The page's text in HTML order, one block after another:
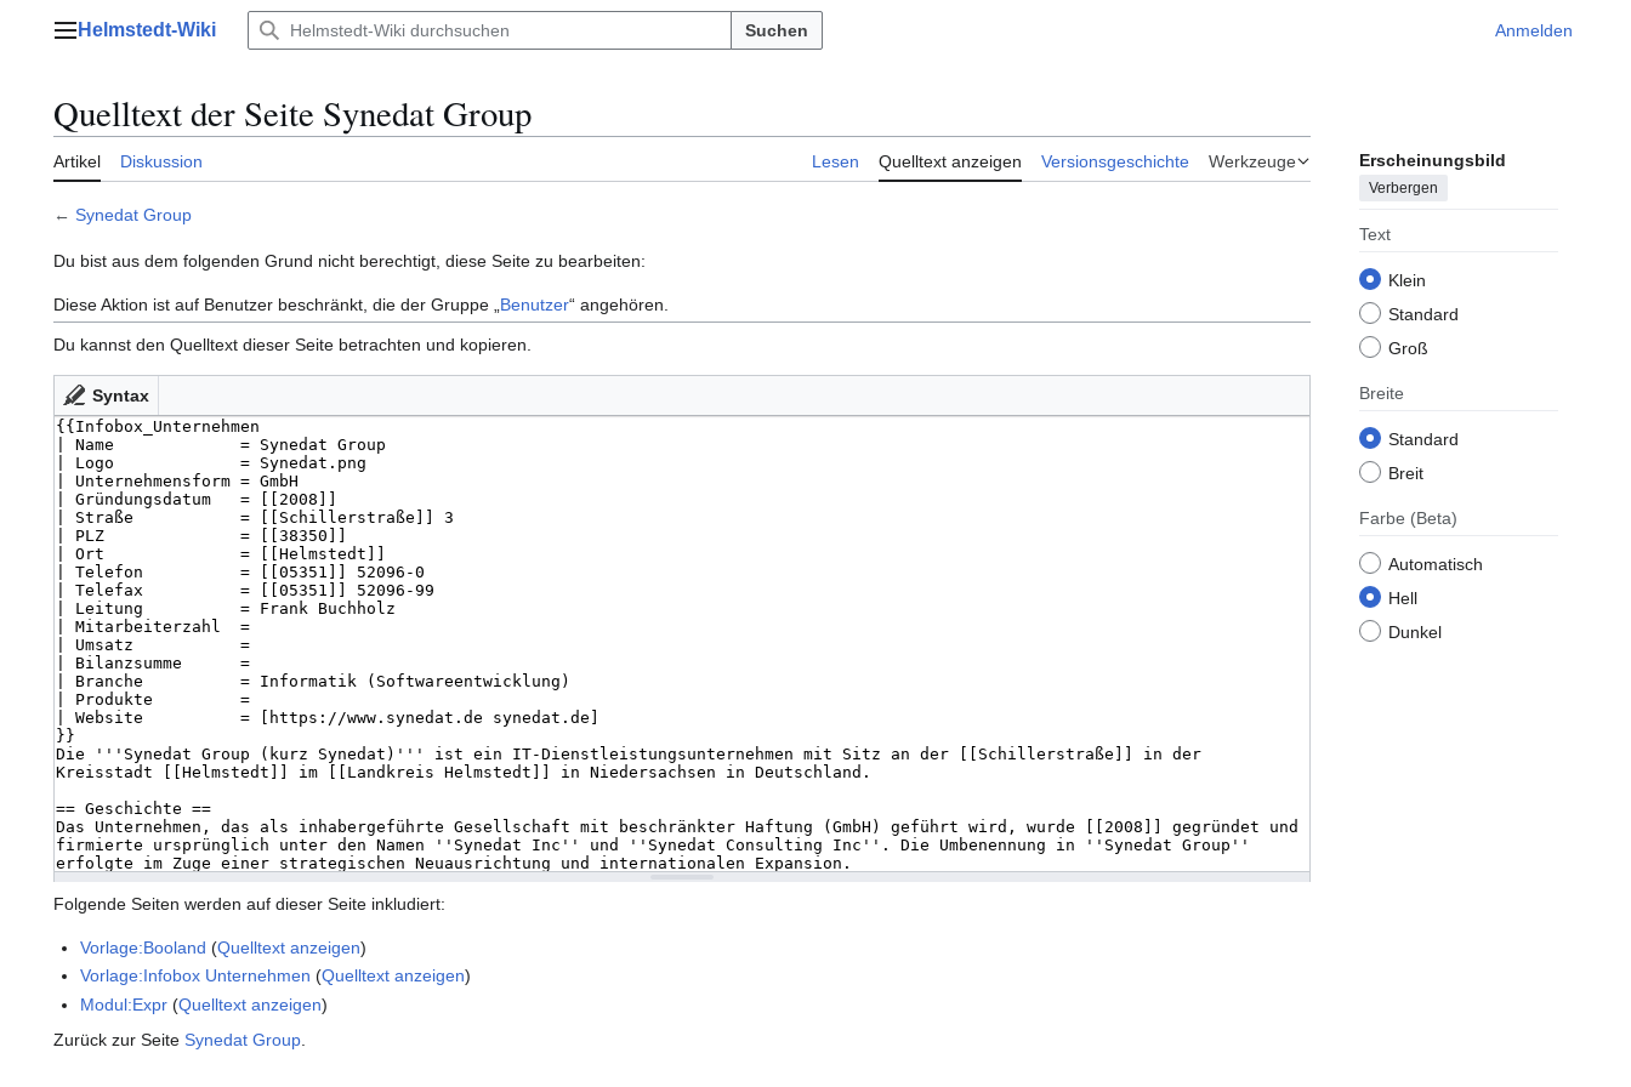
Hauptmenü
Helmstedt-Wiki Suchen Anmelden
Quelltext der Seite Synedat Group
Artikel Diskussion Lesen Quelltext anzeigen Versionsgeschichte Werkzeuge Erscheinungsbild
Verbergen
Text
Klein
Standard
Groß
Breite
Standard
Breit
Farbe (Beta)
Automatisch
Hell
Dunkel
← Synedat Group
Du bist aus dem folgenden Grund nicht berechtigt, diese Seite zu bearbeiten:
Diese Aktion ist auf Benutzer beschränkt, die der Gruppe „ Benutzer“ angehören.
Du kannst den Quelltext dieser Seite betrachten und kopieren.
Syntax
Folgende Seiten werden auf dieser Seite inkludiert:
Vorlage:Booland (Quelltext anzeigen)
Vorlage:Infobox Unternehmen (Quelltext anzeigen)
Modul:Expr (Quelltext anzeigen)
Zurück zur Seite Synedat Group